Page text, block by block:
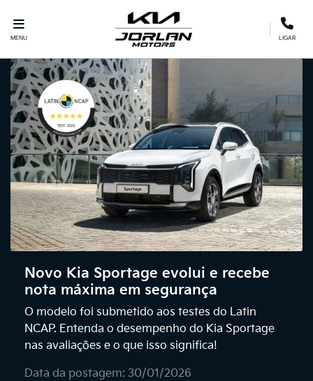
MENU LIGAR
Novo Kia Sportage evolui e recebe
nota máxima em segurança
O modelo foi submetido aos testes do Latin
NCAP. Entenda o desempenho do Kia Sportage
nas avaliações e o que isso significa!
Data da postagem: 30/01/2026